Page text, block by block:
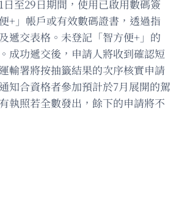
日至29日期間，使用已啟用數碼簽
+」帳戶或有效數碼證書，透過指
遞交表格。未登記「智方便+」的
成功遞交後，申請人將收到確認短
輸署將按抽籤結果的次序核實申請
知合資格者參加預計於7月展開的駕
執照若全數發出，餘下的申請將不